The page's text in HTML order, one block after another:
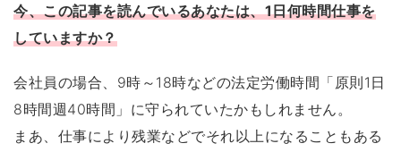
今、この記事を読んでいるあなたは、1日何時間仕事を
していますか？
会社員の場合、9時～18時などの法定労働時間「原則1日
8時間週40時間」に守られていたかもしれません。
まあ、仕事により残業などでそれ以上になることもある